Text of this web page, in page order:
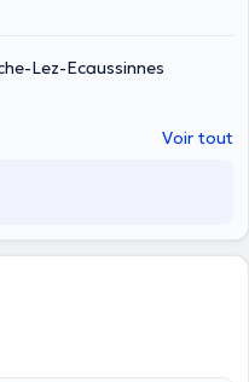
Lez-Ecaussinnes
Voir tout